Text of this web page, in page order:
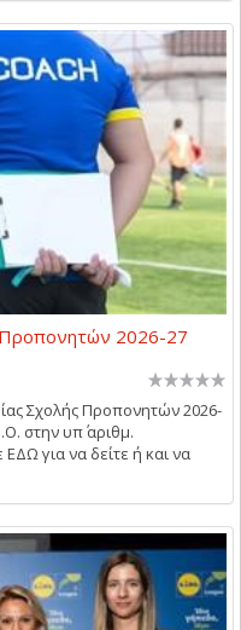
Προπονητών 2026-27
Σχολής Προπονητών 2026-
στην υπ΄ αριθμ.
για να δείτε ή και να